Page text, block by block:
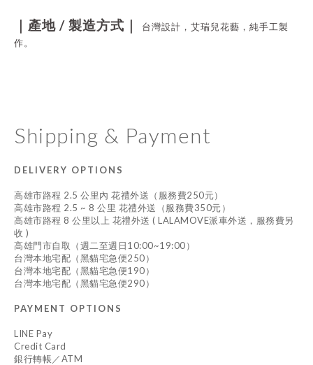
｜產地 / 製造方式｜
台灣設計，艾瑞兒花藝，純手工製
作。
Shipping & Payment
DELIVERY OPTIONS
高雄市路程 2.5 公里內 花禮外送（服務費250元）
高雄市路程 2.5 ~ 8 公里 花禮外送（服務費350元）
高雄市路程 8 公里以上 花禮外送 ( LALAMOVE派車外送，服務費另
收 )
高雄門市自取（週二至週日10:00~19:00）
台灣本地宅配（黑貓宅急便250）
台灣本地宅配（黑貓宅急便190）
台灣本地宅配（黑貓宅急便290）
PAYMENT OPTIONS
LINE Pay
Credit Card
銀行轉帳／ATM